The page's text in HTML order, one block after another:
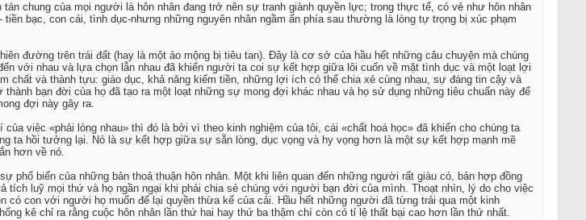
chung của mọi người là hôn nhân đang trở nên sự tranh giành quyền lực; trong thực tế, có vẻ như hôn nhân
bạc, con cái, tình dục-nhưng những nguyên nhân ngầm ẩn phía sau thường là lòng tự trọng bị xúc phạm
đường trên trái đất (hay là một ảo mộng bị tiêu tan). Đây là cơ sở của hầu hết những câu chuyện mà chúng
với nhau và lựa chọn lẫn nhau đã khiến người ta coi sự kết hợp giữa lôi cuốn về mặt tình dục và một loạt lợi
chất và thành tựu: giáo dục, khả năng kiếm tiền, những lợi ích có thể chia xẻ cùng nhau, sự đáng tin cậy và
bạn đời của họ đã tạo ra một loạt những sự mong đợi khác nhau và họ sử dụng những tiêu chuẩn này để
đợi này gây ra.
việc «phải lòng nhau» thì đó là bởi vì theo kinh nghiệm của tôi, cái «chất hoá học» đã khiến cho chúng ta
ta hồi tưởng lại. Nó là sự kết hợp giữa sự sẵn lòng, dục vọng và hy vọng hơn là một sự kết hợp mạnh mẽ
hơn về nó.
biến của những bản thoả thuận hôn nhân. Một khi liên quan đến những người rất giàu có, bản hợp đồng
luỹ mọi thứ và họ ngần ngại khi phải chia sẻ chúng với người bạn đời của mình. Thoạt nhìn, lý do cho việc
con với người họ muốn để lại quyền thừa kế của cải. Hầu hết những người đã từng trải qua một kinh
kê chỉ ra rằng cuộc hôn nhân lần thứ hai hay thứ ba thậm chí còn có tỉ lệ thất bại cao hơn lần thứ nhất.